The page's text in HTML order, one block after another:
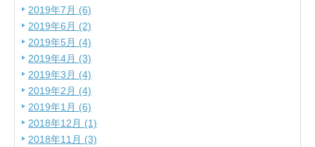
2019年7月 (6)
2019年6月 (2)
2019年5月 (4)
2019年4月 (3)
2019年3月 (4)
2019年2月 (4)
2019年1月 (6)
2018年12月 (1)
2018年11月 (3)